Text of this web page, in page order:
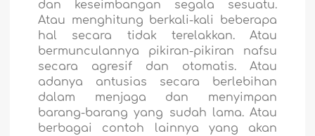
dan keseimbangan segala sesuatu.
Atau menghitung berkali-kali beberapa
hal secara tidak terelakkan. Atau
bermunculannya pikiran-pikiran nafsu
secara agresif dan otomatis. Atau
adanya antusias secara berlebihan
dalam menjaga dan menyimpan
barang-barang yang sudah lama. Atau
berbagai contoh lainnya yang akan